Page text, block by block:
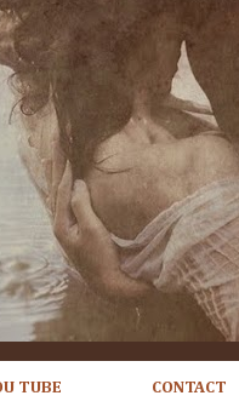
TUBE CONTACT